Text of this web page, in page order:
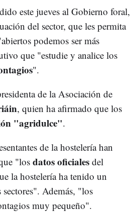
este jueves al Gobierno foral,
del sector, que les permita
podemos ser más
que "estudie y analice los
".
de la Asociación de
, quien ha afirmado que los
"agridulce".
de la hostelería han
"los datos oficiales del
la hostelería ha tenido un
sectores". Además, "los
muy pequeño".